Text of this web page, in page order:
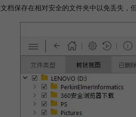
文档保存在相对安全的文件夹中以免丢失，